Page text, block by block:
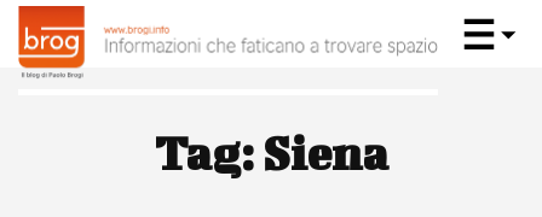
Tag: Siena